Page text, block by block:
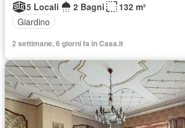
5 Locali
2 Bagni
132 m²
Giardino
2 settimane, 6 giorni fa in Casa.it